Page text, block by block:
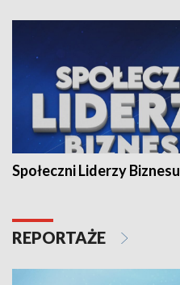
Społeczni Liderzy Biznesu
REPORTAŻE